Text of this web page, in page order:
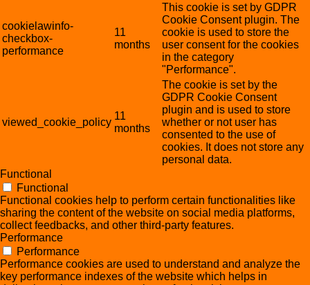
cookielawinfo-
checkbox-
performance
11
months
This cookie is set by GDPR
Cookie Consent plugin. The
cookie is used to store the
user consent for the cookies
in the category
"Performance".
viewed_cookie_policy
11
months
The cookie is set by the
GDPR Cookie Consent
plugin and is used to store
whether or not user has
consented to the use of
cookies. It does not store any
personal data.
Functional
Functional
Functional cookies help to perform certain functionalities like
sharing the content of the website on social media platforms,
collect feedbacks, and other third-party features.
Performance
Performance
Performance cookies are used to understand and analyze the
key performance indexes of the website which helps in